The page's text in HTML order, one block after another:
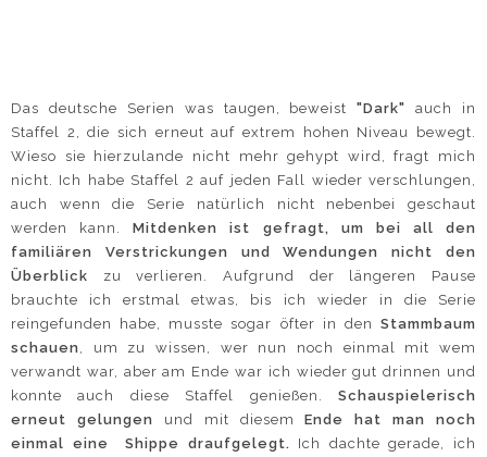
Das deutsche Serien was taugen, beweist"Dark" auch in
Staffel 2, die sich erneut auf extrem hohen Niveau bewegt.
Wieso sie hierzulande nicht mehr gehypt wird, fragt mich
nicht. Ich habe Staffel 2 auf jeden Fall wieder verschlungen,
auch wenn die Serie natürlich nicht nebenbei geschaut
werden kann.Mitdenken ist gefragt, um bei all den
familiären Verstrickungen und Wendungen nicht den
Überblick zu verlieren. Aufgrund der längeren Pause
brauchte ich erstmal etwas, bis ich wieder in die Serie
reingefunden habe, musste sogar öfter in den Stammbaum
schauen , um zu wissen, wer nun noch einmal mit wem
verwandt war, aber am Ende war ich wieder gut drinnen und
konnte auch diese Staffel genießen.
Schauspielerisch
erneut gelungen und mit diesemEnde hat man noch
einmal eine Shippe draufgelegt. Ich dachte gerade, ich